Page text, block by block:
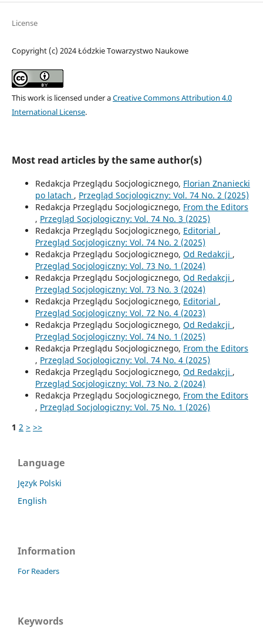
License
Copyright (c) 2024 Łódzkie Towarzystwo Naukowe
This work is licensed under aCreative Commons Attribution 4.0
International License.
Most read articles by the same author(s)
Redakcja Przeglądu Socjologicznego, Florian Znaniecki
po latach , Przegląd Socjologiczny: Vol. 74 No. 2 (2025)
Redakcja Przeglądu Socjologicznego, From the Editors
, Przegląd Socjologiczny: Vol. 74 No. 3 (2025)
Redakcja Przeglądu Socjologicznego, Editorial ,
Przegląd Socjologiczny: Vol. 74 No. 2 (2025)
Redakcja Przeglądu Socjologicznego, Od Redakcji ,
Przegląd Socjologiczny: Vol. 73 No. 1 (2024)
Redakcja Przeglądu Socjologicznego, Od Redakcji ,
Przegląd Socjologiczny: Vol. 73 No. 3 (2024)
Redakcja Przeglądu Socjologicznego, Editorial ,
Przegląd Socjologiczny: Vol. 72 No. 4 (2023)
Redakcja Przeglądu Socjologicznego, Od Redakcji ,
Przegląd Socjologiczny: Vol. 74 No. 1 (2025)
Redakcja Przeglądu Socjologicznego, From the Editors
, Przegląd Socjologiczny: Vol. 74 No. 4 (2025)
Redakcja Przeglądu Socjologicznego, Od Redakcji ,
Przegląd Socjologiczny: Vol. 73 No. 2 (2024)
Redakcja Przeglądu Socjologicznego, From the Editors
, Przegląd Socjologiczny: Vol. 75 No. 1 (2026)
1 2 > >>
Language
Język Polski
English
Information
For Readers
Keywords